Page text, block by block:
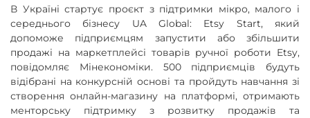
В Україні стартує проєкт з підтримки мікро, малого і
середнього бізнесу UA Global: Etsy Start, який
допоможе підприємцям запустити або збільшити
продажі на маркетплейсі товарів ручної роботи Etsy,
повідомляє Мінекономіки. 500 підприємців будуть
відібрані на конкурсній основі та пройдуть навчання зі
створення онлайн-магазину на платформі, отримають
менторську підтримку з розвитку продажів та